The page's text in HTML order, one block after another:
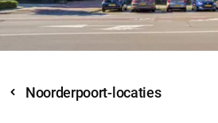
Noorderpoort-locaties